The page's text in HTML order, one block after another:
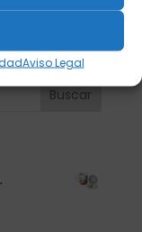
Aviso Legal
Buscar